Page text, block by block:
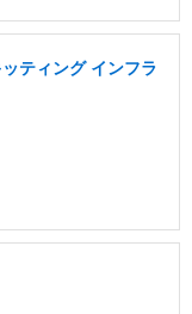
ティング インフラ